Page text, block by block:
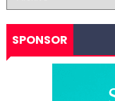
SPONSOR